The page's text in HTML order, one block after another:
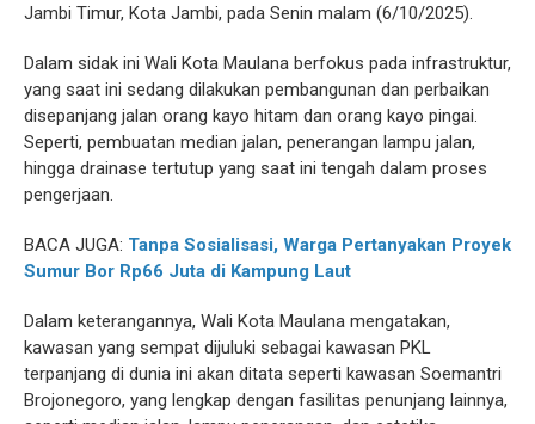
Jambi Timur, Kota Jambi, pada Senin malam (6/10/2025).
Dalam sidak ini Wali Kota Maulana berfokus pada infrastruktur,
yang saat ini sedang dilakukan pembangunan dan perbaikan
disepanjang jalan orang kayo hitam dan orang kayo pingai.
Seperti, pembuatan median jalan, penerangan lampu jalan,
hingga drainase tertutup yang saat ini tengah dalam proses
pengerjaan.
BACA JUGA: Tanpa Sosialisasi, Warga Pertanyakan Proyek
Sumur Bor Rp66 Juta di Kampung Laut
Dalam keterangannya, Wali Kota Maulana mengatakan,
kawasan yang sempat dijuluki sebagai kawasan PKL
terpanjang di dunia ini akan ditata seperti kawasan Soemantri
Brojonegoro, yang lengkap dengan fasilitas penunjang lainnya,